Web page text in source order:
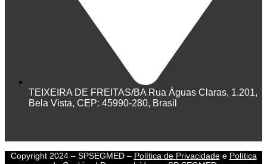
TEIXEIRA DE FREITAS/BA Rua Águas Claras, 1.201,
Bela Vista, CEP: 45990-280, Brasil
Copyright 2024 – SPSEGMED – Política de Privacidadee Política